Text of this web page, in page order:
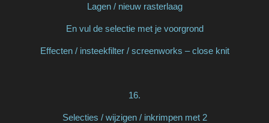
Lagen / nieuw rasterlaag
En vul de selectie met je voorgrond
Effecten / insteekfilter / screenworks – close knit
16.
Selecties / wijzigen / inkrimpen met 2